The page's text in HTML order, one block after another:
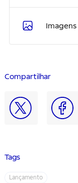
Compartilhar
Tags
Lançamento